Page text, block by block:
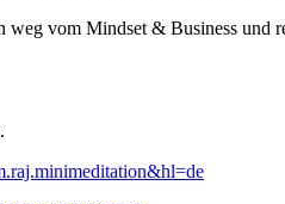
vom Mindset & Business und